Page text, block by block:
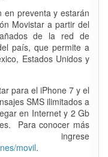
en preventa y estarán
Movistar a partir del
de la red de
país, que permite a
Estados Unidos y
para el iPhone 7 y el
SMS ilimitados a
en Internet y 2 Gb
Para conocer más
ingrese
movil.